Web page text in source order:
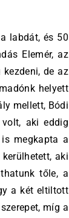
labdát, és 50
Elemér, az
de az
helyett
mellett, Bódi
aki eddig
megkapta a
aki
tőle, a
a két eltiltott
míg a